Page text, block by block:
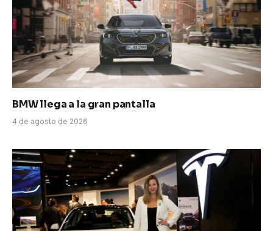
BMW llega a la gran pantalla
4 de agosto de 2026